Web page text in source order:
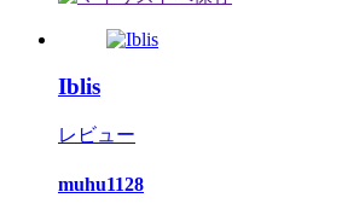
Iblis
レビュー
muhu1128